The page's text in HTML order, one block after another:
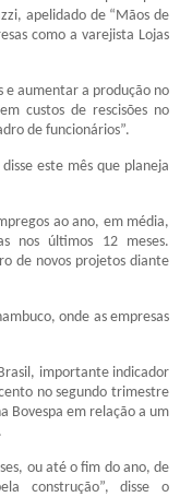
apelidado de “Mãos de
como a varejista Lojas
e aumentar a produção no
custos de rescisões no
de funcionários”.
este mês que planeja
ao ano, em média,
nos últimos 12 meses.
de novos projetos diante
onde as empresas
importante indicador
no segundo trimestre
Bovespa em relação a um
ou até o fim do ano, de
construção”, disse o